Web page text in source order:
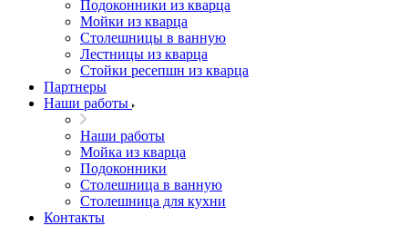
Подоконники из кварца
Мойки из кварца
Столешницы в ванную
Лестницы из кварца
Стойки ресепшн из кварца
Партнеры
Наши работы
Наши работы
Мойка из кварца
Подоконники
Столешница в ванную
Столешница для кухни
Контакты